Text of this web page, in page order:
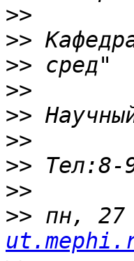
>>
>>
>>
>>
>>
>>
>>
>>
>> пн, 27